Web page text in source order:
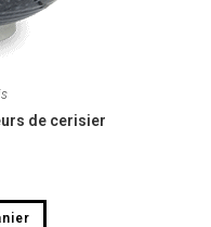
de cerisier